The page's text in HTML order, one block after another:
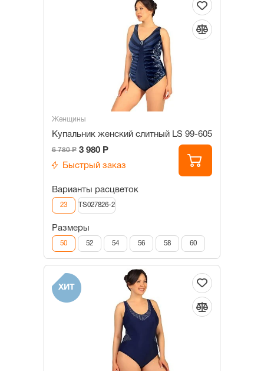
Женщины
Купальник женский слитный LS 99-605
6 780 Р 3 980 Р
Быстрый заказ
Варианты расцветок
23 TS027826-2
Размеры
50 52 54 56 58 60
ХИТ